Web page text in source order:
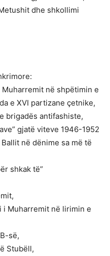
dhe shkollimi
në shpëtimin e
e XVI partizane çetnike,
brigadës antifashiste,
gjatë viteve 1946-1952
në dënime sa më të
shkak të”
i Muharremit në lirimin e
së,
Stubëll,